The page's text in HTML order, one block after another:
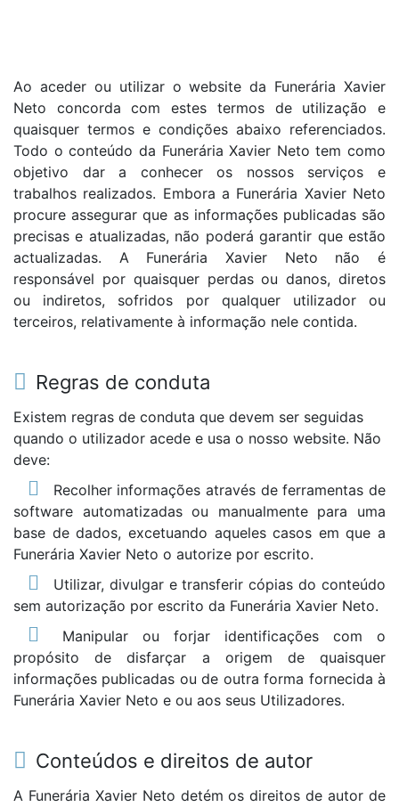
Ao aceder ou utilizar o website da Funerária Xavier
Neto concorda com estes termos de utilização e
quaisquer termos e condições abaixo referenciados.
Todo o conteúdo da Funerária Xavier Neto tem como
objetivo dar a conhecer os nossos serviços e
trabalhos realizados. Embora a Funerária Xavier Neto
procure assegurar que as informações publicadas são
precisas e atualizadas, não poderá garantir que estão
actualizadas. A Funerária Xavier Neto não é
responsável por quaisquer perdas ou danos, diretos
ou indiretos, sofridos por qualquer utilizador ou
terceiros, relativamente à informação nele contida.
Regras de conduta
Existem regras de conduta que devem ser seguidas
quando o utilizador acede e usa o nosso website. Não
deve:
Recolher informações através de ferramentas de
software automatizadas ou manualmente para uma
base de dados, excetuando aqueles casos em que a
Funerária Xavier Neto o autorize por escrito.
Utilizar, divulgar e transferir cópias do conteúdo
sem autorização por escrito da Funerária Xavier Neto.
Manipular ou forjar identificações com o
propósito de disfarçar a origem de quaisquer
informações publicadas ou de outra forma fornecida à
Funerária Xavier Neto e ou aos seus Utilizadores.
Conteúdos e direitos de autor
A Funerária Xavier Neto detém os direitos de autor de